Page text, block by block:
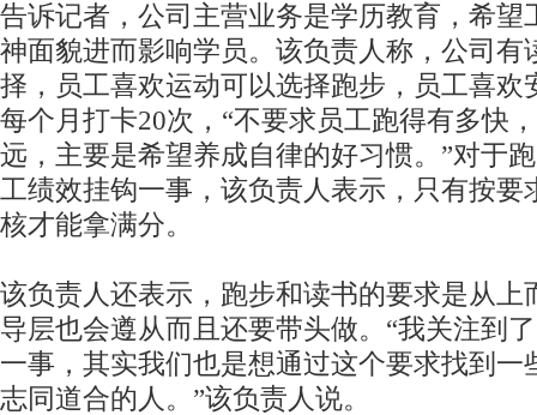
告诉记者，公司主营业务是学历教育，希望
神面貌进而影响学员。该负责人称，公司有
择，员工喜欢运动可以选择跑步，员工喜欢
每个月打卡20次，“不要求员工跑得有多快
远，主要是希望养成自律的好习惯。”对于
工绩效挂钩一事，该负责人表示，只有按要
核才能拿满分。
该负责人还表示，跑步和读书的要求是从上
导层也会遵从而且还要带头做。“我关注到
一事，其实我们也是想通过这个要求找到一
志同道合的人。”该负责人说。